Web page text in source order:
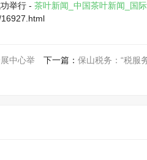
举行 - 茶叶新闻_中国茶叶新闻_国
中心举
下一篇： 保山税务：“税服